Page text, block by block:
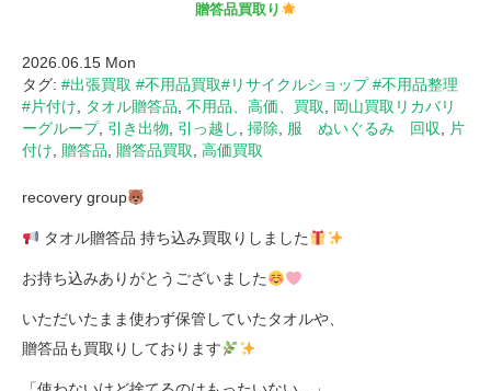
贈答品買取り
2026.06.15 Mon
タグ: #出張買取 #不用品買取#リサイクルショップ #不用品整理
#片付け, タオル贈答品, 不用品、高価、買取, 岡山買取リカバリ
ーグループ, 引き出物, 引っ越し, 掃除, 服 ぬいぐるみ 回収, 片
付け, 贈答品, 贈答品買取, 高価買取
recovery group
タオル贈答品 持ち込み買取りしました
お持ち込みありがとうございました
いただいたまま使わず保管していたタオルや、
贈答品も買取りしております